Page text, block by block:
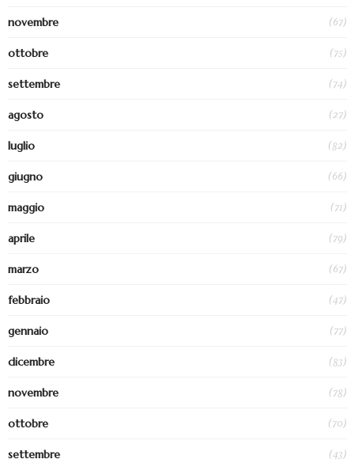
novembre (67)
ottobre (75)
settembre (74)
agosto (27)
luglio (82)
giugno (66)
maggio (71)
aprile (79)
marzo (67)
febbraio (47)
gennaio (77)
dicembre (83)
novembre (78)
ottobre (70)
settembre (43)